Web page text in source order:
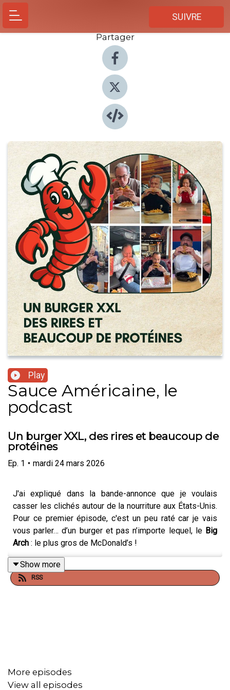
SUIVRE
Partager
Play
Sauce Américaine, le
podcast
Un burger XXL, des rires et beaucoup de
protéines
Ep. 1 • mardi 24 mars 2026
J'ai expliqué dans la bande-annonce que je voulais
casser les clichés autour de la nourriture aux États-Unis.
Pour ce premier épisode, c'est un peu raté car je vais
vous parler… d’un burger et pas n’importe lequel, le Big
Arch : le plus gros de McDonald’s !
Mais, vous allez voir qu’en décortiquant ce burger, on
épisode directement sur
Show more
RSS
More episodes
View all episodes